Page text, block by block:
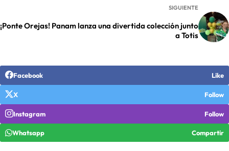
SIGUIENTE
¡Ponte Orejas! Panam lanza una divertida colección junto
a Totis
Facebook Like
X Follow
Instagram Follow
Whatsapp Compartir